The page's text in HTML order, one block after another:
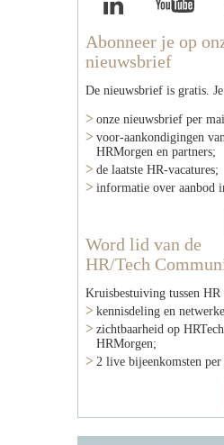
Abonneer je op
nieuwsbrief
De nieuwsbrief is gratis.
onze nieuwsbrief per
voor-aankondigingen
HRMorgen en partners;
de laatste HR-vacatures;
informatie over aanbod
Word lid van de
HR/Tech
Kruisbestuiving tussen HR
kennisdeling en
zichtbaarheid op
HRMorgen;
2 live bijeenkomsten per